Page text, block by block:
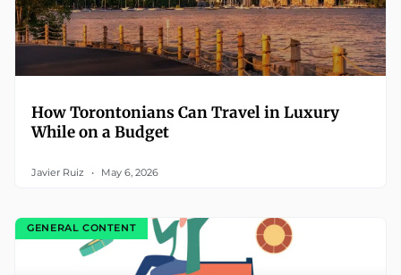
How Torontonians Can Travel in Luxury
While on a Budget
Javier Ruiz May 6, 2026
GENERAL CONTENT